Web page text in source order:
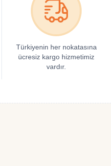
Türkiyenin her nokatasına
ücresiz kargo hizmetimiz
vardır.